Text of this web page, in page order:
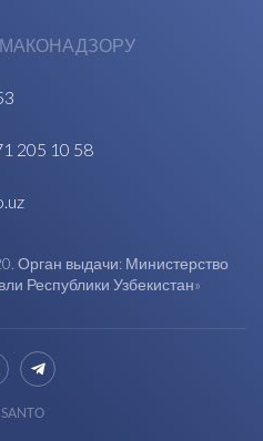
205 10 58
Орган выдачи: Министерство
Республики Узбекистан»